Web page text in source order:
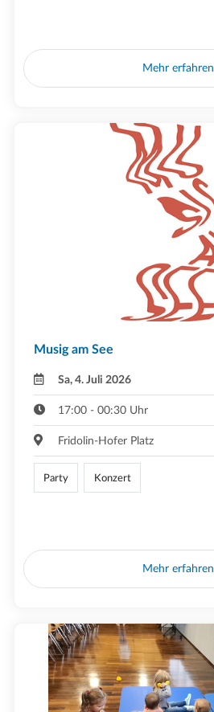
Mehr erfahren
Musig am See
Sa, 4. Juli 2026
17:00 - 00:30 Uhr
Fridolin-Hofer Platz
Party Konzert
Mehr erfahren